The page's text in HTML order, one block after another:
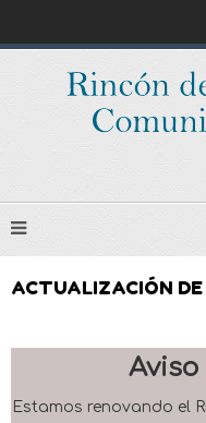
ACTUALIZACIÓN
Estamos renovando el